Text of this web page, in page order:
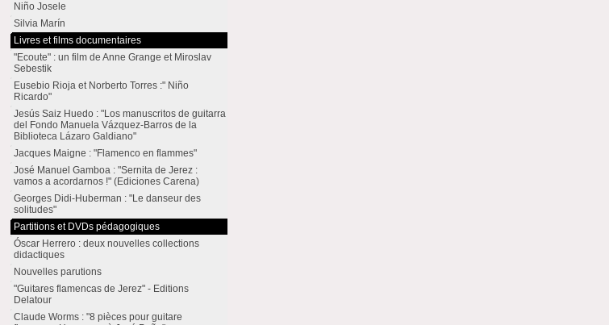
Niño Josele
Silvia Marín
Livres et films documentaires
"Ecoute" : un film de Anne Grange et Miroslav
Sebestik
Eusebio Rioja et Norberto Torres :" Niño
Ricardo"
Jesús Saiz Huedo : "Los manuscritos de guitarra
del Fondo Manuela Vázquez-Barros de la
Biblioteca Lázaro Galdiano"
Jacques Maigne : "Flamenco en flammes"
José Manuel Gamboa : "Sernita de Jerez :
vamos a acordarnos !" (Ediciones Carena)
Georges Didi-Huberman : "Le danseur des
solitudes"
Partitions et DVDs pédagogiques
Óscar Herrero : deux nouvelles collections
didactiques
Nouvelles parutions
"Guitares flamencas de Jerez" - Editions
Delatour
Claude Worms : "8 pièces pour guitare